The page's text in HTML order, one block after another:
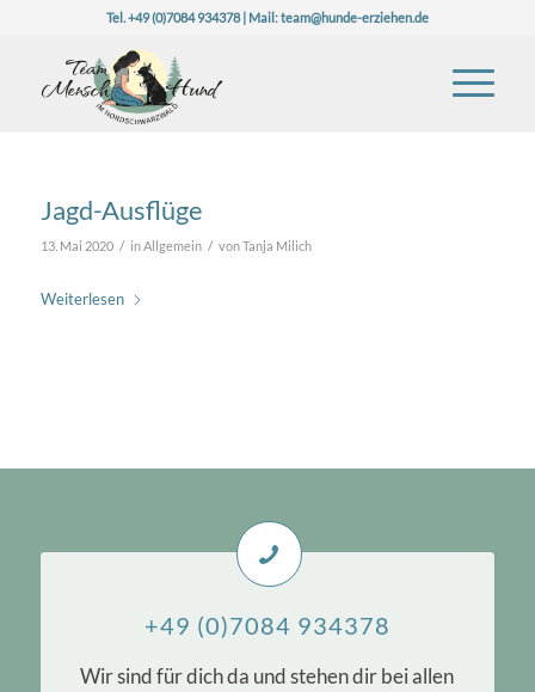
Tel. +49 (0)7084 934378 | Mail:team@hunde-erziehen.de
Jagd-Ausflüge
13. Mai 2020 / inAllgemein / vonTanja Milich
Weiterlesen
+49 (0)7084 934378
Wir sind für dich da und stehen dir bei allen